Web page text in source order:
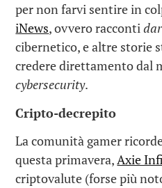
per non farvi sentire in
iNews, ovvero racconti
cibernetico, e altre storie
credere direttamento dal
cybersecurity.
Cripto-decrepito
La comunità gamer
questa primavera,Axie
criptovalute (forse più